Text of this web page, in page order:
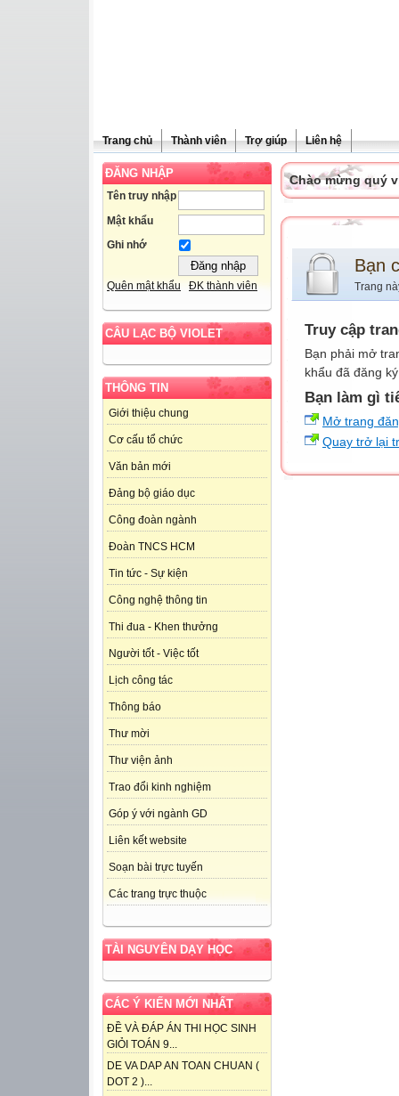
Trang chủ Thành viên Trợ giúp Liên hệ
ĐĂNG NHẬP
Tên truy nhập
Mật khẩu
Ghi nhớ
Quên mật khẩu ĐK thành viên
CÂU LẠC BỘ VIOLET
THÔNG TIN
Giới thiệu chung
Cơ cấu tổ chức
Văn bản mới
Đảng bộ giáo dục
Công đoàn ngành
Đoàn TNCS HCM
Tin tức - Sự kiện
Công nghệ thông tin
Thi đua - Khen thưởng
Người tốt - Việc tốt
Lịch công tác
Thông báo
Thư mời
Thư viện ảnh
Trao đổi kinh nghiệm
Góp ý với ngành GD
Liên kết website
Soạn bài trực tuyến
Các trang trực thuộc
TÀI NGUYÊN DẠY HỌC
CÁC Ý KIẾN MỚI NHẤT
ĐỀ VÀ ĐÁP ÁN THI HỌC SINH
GIỎI TOÁN 9...
DE VA DAP AN TOAN CHUAN (
DOT 2 )...
Chào mừng quý
Bạn
Trang
Truy cập
Bạn phải mở
khẩu đã đăng
Bạn làm gì
Mở trang
Quay trở lại